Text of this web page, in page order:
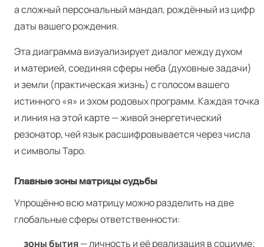
а сложный персональный мандал, рождённый из цифр
даты вашего рождения.
Эта диаграмма визуализирует диалог между духом
и материей, соединяя сферы неба (духовные задачи)
и земли (практическая жизнь) с голосом вашего
истинного «я» и эхом родовых программ. Каждая точка
и линия на этой карте — живой энергетический
резонатор, чей язык расшифровывается через числа
и символы Таро.
Главные зоны матрицы судьбы
Упрощённо всю матрицу можно разделить на две
глобальные сферы ответственности:
зоны бытия— личность и её реализация в социуме;